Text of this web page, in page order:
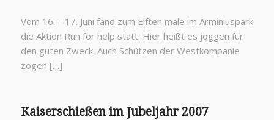
Vom 16. – 17. Juni fand zum Elften male im Arminiuspark
die Aktion Run for help statt. Hier heißt es joggen für
den guten Zweck. Auch Schützen der Westkompanie
zogen […]
Kaiserschießen im Jubeljahr 2007